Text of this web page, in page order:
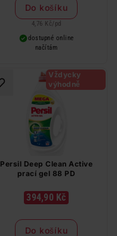
Do košíku
4,76 Kč/ pd
dostupné online
načítám
Vždycky
výhodně
Persil Deep Clean Active
prací gel 88 PD
394,90 Kč
Do košíku